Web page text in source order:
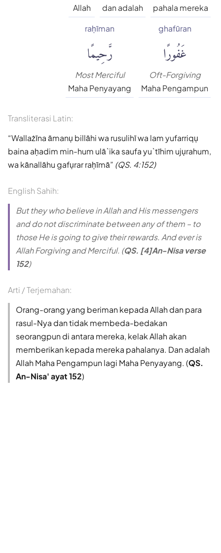
pahala mereka
dan adalah
Allah
ghafūran
غَفُورًا
Oft-Forgiving
Maha Pengampun
raḥīman
رَّحِيمًا
Most Merciful
Maha Penyayang
Transliterasi Latin:
Wallażīna āmanụ billāhi wa rusulihī wa lam yufarriqụ
baina aḥadim min-hum ulā`ika saufa yu`tīhim ujụrahum,
wa kānallāhu gafụrar raḥīmā (QS. 4:152)
English Sahih:
But they who believe in Allah and His messengers
and do not discriminate between any of them – to
those He is going to give their rewards. And ever is
Allah Forgiving and Merciful. (QS. [4]An-Nisa verse
152)
Arti / Terjemahan:
Orang-orang yang beriman kepada Allah dan para
rasul-Nya dan tidak membeda-bedakan
seorangpun di antara mereka, kelak Allah akan
memberikan kepada mereka pahalanya. Dan adalah
Allah Maha Pengampun lagi Maha Penyayang. (QS.
An-Nisa' ayat 152)